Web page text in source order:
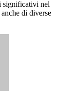
significativi nel
di diverse